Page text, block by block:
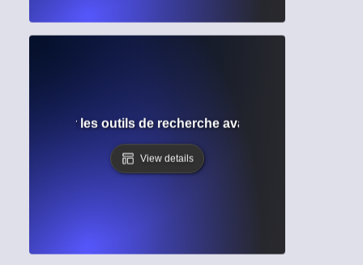
? Maîtriser les outils de recherche avancée dans les
View details